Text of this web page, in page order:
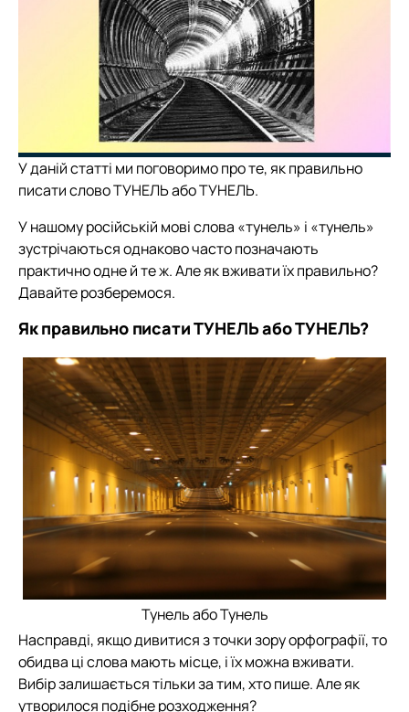
У даній статті ми поговоримо про те, як правильно
писати слово ТУНЕЛЬ або ТУНЕЛЬ.
У нашому російській мові слова «тунель» і «тунель»
зустрічаються однаково часто позначають
практично одне й те ж. Але як вживати їх правильно?
Давайте розберемося.
Як правильно писати ТУНЕЛЬ або ТУНЕЛЬ?
Тунель або Тунель
Насправді, якщо дивитися з точки зору орфографії, то
обидва ці слова мають місце, і їх можна вживати.
Вибір залишається тільки за тим, хто пише. Але як
утворилося подібне розходження?